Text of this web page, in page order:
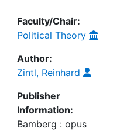
Faculty/Chair:
Political Theory
Author:
Zintl, Reinhard
Publisher
Information:
Bamberg : opus